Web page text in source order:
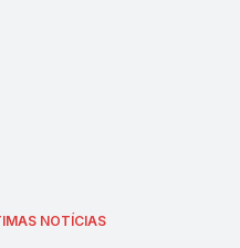
NOTÍCIAS